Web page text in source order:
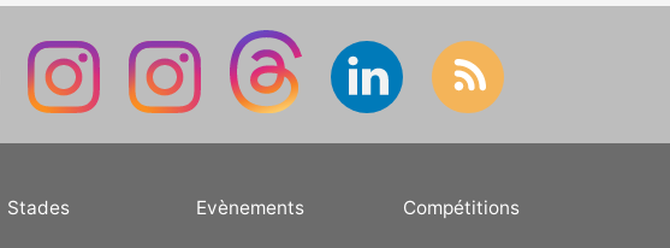
Stades Evènements Compétitions